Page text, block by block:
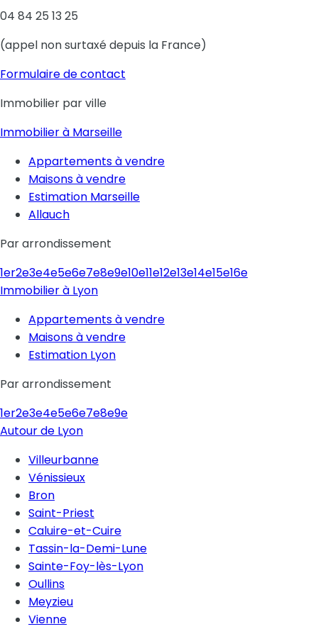
04 84 25 13 25
(appel non surtaxé depuis la France)
Formulaire de contact
Immobilier par ville
Immobilier à Marseille
Appartements à vendre
Maisons à vendre
Estimation Marseille
Allauch
Par arrondissement
1er2e3e4e5e6e7e8e9e10e11e12e13e14e15e16e
Immobilier à Lyon
Appartements à vendre
Maisons à vendre
Estimation Lyon
Par arrondissement
1er2e3e4e5e6e7e8e9e
Autour de Lyon
Villeurbanne
Vénissieux
Bron
Saint-Priest
Caluire-et-Cuire
Tassin-la-Demi-Lune
Sainte-Foy-lès-Lyon
Oullins
Meyzieu
Vienne